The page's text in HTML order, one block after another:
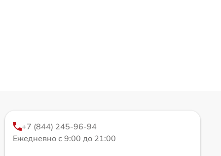
+7 (844) 245-96-94
Ежедневно с 9:00 до 21:00